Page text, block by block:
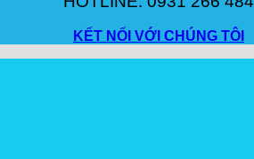
KẾT NỐI VỚI CHÚNG TÔI